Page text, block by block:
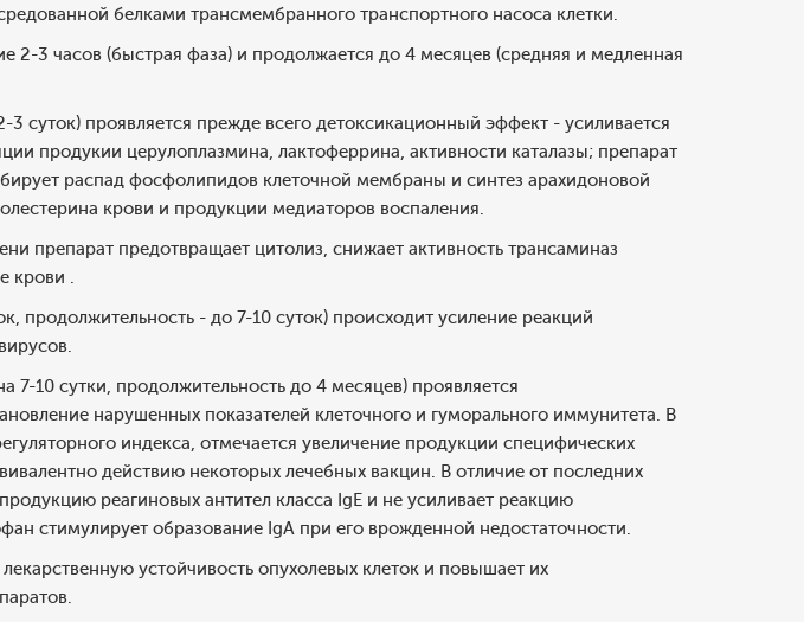
белками трансмембранного транспортного насоса клетки.
2-3 часов (быстрая фаза) и продолжается до 4 месяцев (средняя и медленная
суток) проявляется прежде всего детоксикационный эффект - усиливается
продукии церулоплазмина, лактоферрина, активности каталазы; препарат
распад фосфолипидов клеточной мембраны и синтез арахидоновой
крови и продукции медиаторов воспаления.
препарат предотвращает цитолиз, снижает активность трансаминаз
крови .
продолжительность - до 7-10 суток) происходит усиление реакций
7-10 сутки, продолжительность до 4 месяцев) проявляется
нарушенных показателей клеточного и гуморального иммунитета. В
индекса, отмечается увеличение продукции специфических
действию некоторых лечебных вакцин. В отличие от последних
реагиновых антител класса IgE и не усиливает реакцию
стимулирует образование IgA при его врожденной недостаточности.
устойчивость опухолевых клеток и повышает их